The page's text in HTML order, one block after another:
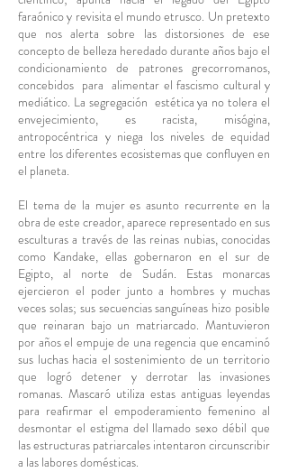
faraónico y revisita el mundo etrusco. Un pretexto
que nos alerta sobre las distorsiones de ese
concepto de belleza heredado durante años bajo el
condicionamiento de patrones grecorromanos,
concebidos para alimentar el fascismo cultural y
mediático. La segregación estética ya no tolera el
envejecimiento, es racista, misógina,
antropocéntrica y niega los niveles de equidad
entre los diferentes ecosistemas que confluyen en
el planeta.
El tema de la mujer es asunto recurrente en la
obra de este creador, aparece representado en sus
esculturas a través de las reinas nubias, conocidas
como Kandake, ellas gobernaron en el sur de
Egipto, al norte de Sudán. Estas monarcas
ejercieron el poder junto a hombres y muchas
veces solas; sus secuencias sanguíneas hizo posible
que reinaran bajo un matriarcado. Mantuvieron
por años el empuje de una regencia que encaminó
sus luchas hacia el sostenimiento de un territorio
que logró detener y derrotar las invasiones
romanas. Mascaró utiliza estas antiguas leyendas
para reafirmar el empoderamiento femenino al
desmontar el estigma del llamado sexo débil que
las estructuras patriarcales intentaron circunscribir
a las labores domésticas.